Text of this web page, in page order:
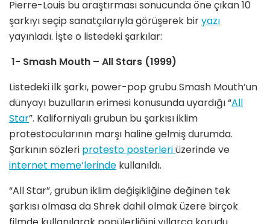
Pierre-Louis bu araştırması sonucunda öne çıkan 10
şarkıyı seçip sanatçılarıyla görüşerek biryazı
yayınladı. İşte o listedeki şarkılar:
1- Smash Mouth – All Stars (1999)
Listedeki ilk şarkı, power-pop grubu Smash Mouth’un
dünyayı buzulların erimesi konusunda uyardığı “All
Star”. Kaliforniyalı grubun bu şarkısı iklim
protestocularının marşı haline gelmiş durumda.
Şarkının sözleri protesto posterleriüzerinde ve
internet meme’lerinde kullanıldı.
“All Star”, grubun iklim değişikliğine değinen tek
şarkısı olmasa da Shrek dahil olmak üzere birçok